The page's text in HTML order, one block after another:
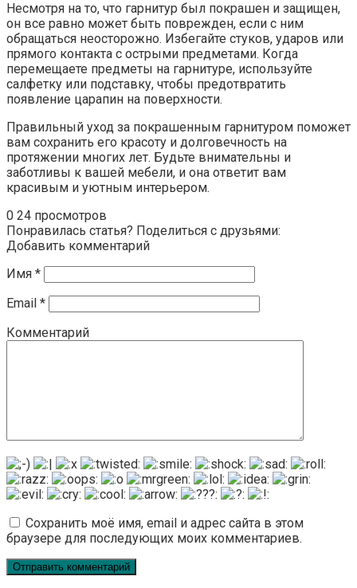
Несмотря на то, что гарнитур был покрашен и защищен,
он все равно может быть поврежден, если с ним
обращаться неосторожно. Избегайте стуков, ударов или
прямого контакта с острыми предметами. Когда
перемещаете предметы на гарнитуре, используйте
салфетку или подставку, чтобы предотвратить
появление царапин на поверхности.
Правильный уход за покрашенным гарнитуром поможет
вам сохранить его красоту и долговечность на
протяжении многих лет. Будьте внимательны и
заботливы к вашей мебели, и она ответит вам
красивым и уютным интерьером.
0 24 просмотров
Понравилась статья? Поделиться с друзьями:
Добавить комментарий
Имя *
Email *
Комментарий
Сохранить моё имя, email и адрес сайта в этом
браузере для последующих моих комментариев.